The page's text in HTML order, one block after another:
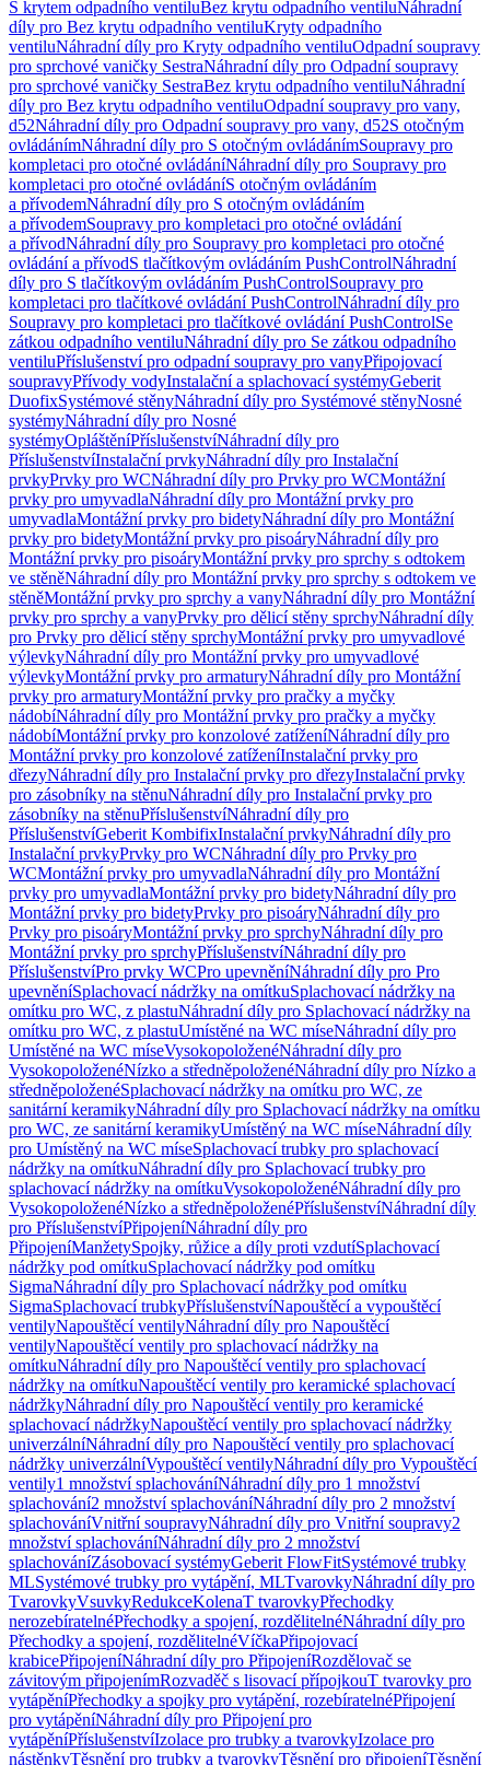
S krytem odpadního ventiluBez krytu odpadního ventiluNáhradní
díly pro Bez krytu odpadního ventiluKryty odpadního
ventiluNáhradní díly pro Kryty odpadního ventiluOdpadní soupravy
pro sprchové vaničky SestraNáhradní díly pro Odpadní soupravy
pro sprchové vaničky SestraBez krytu odpadního ventiluNáhradní
díly pro Bez krytu odpadního ventiluOdpadní soupravy pro vany,
d52Náhradní díly pro Odpadní soupravy pro vany, d52S otočným
ovládánímNáhradní díly pro S otočným ovládánímSoupravy pro
kompletaci pro otočné ovládáníNáhradní díly pro Soupravy pro
kompletaci pro otočné ovládáníS otočným ovládáním
a přívodemNáhradní díly pro S otočným ovládáním
a přívodemSoupravy pro kompletaci pro otočné ovládání
a přívodNáhradní díly pro Soupravy pro kompletaci pro otočné
ovládání a přívodS tlačítkovým ovládáním PushControlNáhradní
díly pro S tlačítkovým ovládáním PushControlSoupravy pro
kompletaci pro tlačítkové ovládání PushControlNáhradní díly pro
Soupravy pro kompletaci pro tlačítkové ovládání PushControlSe
zátkou odpadního ventiluNáhradní díly pro Se zátkou odpadního
ventiluPříslušenství pro odpadní soupravy pro vanyPřipojovací
soupravyPřívody vodyInstalační a splachovací systémyGeberit
DuofixSystémové stěnyNáhradní díly pro Systémové stěnyNosné
systémyNáhradní díly pro Nosné
systémyOpláštěníPříslušenstvíNáhradní díly pro
PříslušenstvíInstalační prvkyNáhradní díly pro Instalační
prvkyPrvky pro WCNáhradní díly pro Prvky pro WCMontážní
prvky pro umyvadlaNáhradní díly pro Montážní prvky pro
umyvadlaMontážní prvky pro bidetyNáhradní díly pro Montážní
prvky pro bidetyMontážní prvky pro pisoáryNáhradní díly pro
Montážní prvky pro pisoáryMontážní prvky pro sprchy s odtokem
ve stěněNáhradní díly pro Montážní prvky pro sprchy s odtokem ve
stěněMontážní prvky pro sprchy a vanyNáhradní díly pro Montážní
prvky pro sprchy a vanyPrvky pro dělicí stěny sprchyNáhradní díly
pro Prvky pro dělicí stěny sprchyMontážní prvky pro umyvadlové
výlevkyNáhradní díly pro Montážní prvky pro umyvadlové
výlevkyMontážní prvky pro armaturyNáhradní díly pro Montážní
prvky pro armaturyMontážní prvky pro pračky a myčky
nádobíNáhradní díly pro Montážní prvky pro pračky a myčky
nádobíMontážní prvky pro konzolové zatíženíNáhradní díly pro
Montážní prvky pro konzolové zatíženíInstalační prvky pro
dřezyNáhradní díly pro Instalační prvky pro dřezyInstalační prvky
pro zásobníky na stěnuNáhradní díly pro Instalační prvky pro
zásobníky na stěnuPříslušenstvíNáhradní díly pro
PříslušenstvíGeberit KombifixInstalační prvkyNáhradní díly pro
Instalační prvkyPrvky pro WCNáhradní díly pro Prvky pro
WCMontážní prvky pro umyvadlaNáhradní díly pro Montážní
prvky pro umyvadlaMontážní prvky pro bidetyNáhradní díly pro
Montážní prvky pro bidetyPrvky pro pisoáryNáhradní díly pro
Prvky pro pisoáryMontážní prvky pro sprchyNáhradní díly pro
Montážní prvky pro sprchyPříslušenstvíNáhradní díly pro
PříslušenstvíPro prvky WCPro upevněníNáhradní díly pro Pro
upevněníSplachovací nádržky na omítkuSplachovací nádržky na
omítku pro WC, z plastuNáhradní díly pro Splachovací nádržky na
omítku pro WC, z plastuUmístěné na WC míseNáhradní díly pro
Umístěné na WC míseVysokopoloženéNáhradní díly pro
VysokopoloženéNízko a středněpoloženéNáhradní díly pro Nízko a
středněpoloženéSplachovací nádržky na omítku pro WC, ze
sanitární keramikyNáhradní díly pro Splachovací nádržky na omítku
pro WC, ze sanitární keramikyUmístěný na WC míseNáhradní díly
pro Umístěný na WC míseSplachovací trubky pro splachovací
nádržky na omítkuNáhradní díly pro Splachovací trubky pro
splachovací nádržky na omítkuVysokopoloženéNáhradní díly pro
VysokopoloženéNízko a středněpoloženéPříslušenstvíNáhradní díly
pro PříslušenstvíPřipojeníNáhradní díly pro
PřipojeníManžetySpojky, růžice a díly proti vzdutíSplachovací
nádržky pod omítkuSplachovací nádržky pod omítku
SigmaNáhradní díly pro Splachovací nádržky pod omítku
SigmaSplachovací trubkyPříslušenstvíNapouštěcí a vypouštěcí
ventilyNapouštěcí ventilyNáhradní díly pro Napouštěcí
ventilyNapouštěcí ventily pro splachovací nádržky na
omítkuNáhradní díly pro Napouštěcí ventily pro splachovací
nádržky na omítkuNapouštěcí ventily pro keramické splachovací
nádržkyNáhradní díly pro Napouštěcí ventily pro keramické
splachovací nádržkyNapouštěcí ventily pro splachovací nádržky
univerzálníNáhradní díly pro Napouštěcí ventily pro splachovací
nádržky univerzálníVypouštěcí ventilyNáhradní díly pro Vypouštěcí
ventily1 množství splachováníNáhradní díly pro 1 množství
splachování2 množství splachováníNáhradní díly pro 2 množství
splachováníVnitřní soupravyNáhradní díly pro Vnitřní soupravy2
množství splachováníNáhradní díly pro 2 množství
splachováníZásobovací systémyGeberit FlowFitSystémové trubky
MLSystémové trubky pro vytápění, MLTvarovkyNáhradní díly pro
TvarovkyVsuvkyRedukceKolenaT tvarovkyPřechodky
nerozebíratelnéPřechodky a spojení, rozdělitelnéNáhradní díly pro
Přechodky a spojení, rozdělitelnéVíčkaPřipojovací
krabicePřipojeníNáhradní díly pro PřipojeníRozdělovač se
závitovým připojenímRozvaděč s lisovací přípojkouT tvarovky pro
vytápěníPřechodky a spojky pro vytápění, rozebíratelnéPřipojení
pro vytápěníNáhradní díly pro Připojení pro
vytápěníPříslušenstvíIzolace pro trubky a tvarovkyIzolace pro
nástěnkyTěsnění pro trubky a tvarovkyTěsnění pro připojeníTěsnění